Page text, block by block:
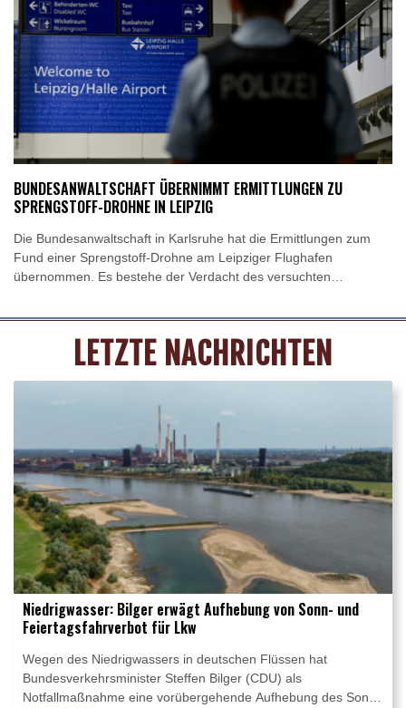
Dschiddah stattfinden. Dabei solle der Verteidigungspakt
unterschrieben werden, erfuhr die Nachrichtenagentur AFP am
Morgen aus saudiarabischen Militär- und Regierungskreisen.
BUNDESANWALTSCHAFT ÜBERNIMMT ERMITTLUNGEN ZU
SPRENGSTOFF-DROHNE IN LEIPZIG
Die Bundesanwaltschaft in Karlsruhe hat die Ermittlungen zum
Fund einer Sprengstoff-Drohne am Leipziger Flughafen
übernommen. Es bestehe der Verdacht des versuchten
Eingriffs in den Luftverkehr, erklärte die Bundesanwaltschaft am
der besonderen Bedeutung des Falles" von der
LETZTE NACHRICHTEN
Niedrigwasser: Bilger erwägt Aufhebung von Sonn- und
Feiertagsfahrverbot für Lkw
Wegen des Niedrigwassers in deutschen Flüssen hat
Bundesverkehrsminister Steffen Bilger (CDU) als
Notfallmaßnahme eine vorübergehende Aufhebung des Sonn-